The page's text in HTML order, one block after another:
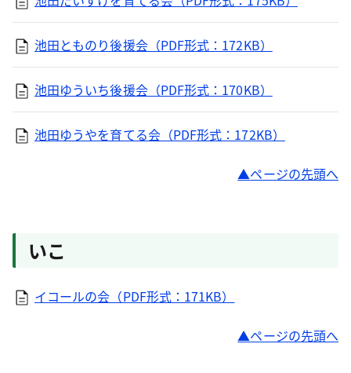
池田とものり後援会（PDF形式：172KB）
池田ゆういち後援会（PDF形式：170KB）
池田ゆうやを育てる会（PDF形式：172KB）
ページの先頭へ
いこ
イコールの会（PDF形式：171KB）
ページの先頭へ